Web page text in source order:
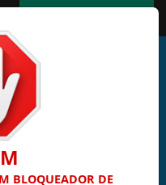
BLOQUEADOR DE